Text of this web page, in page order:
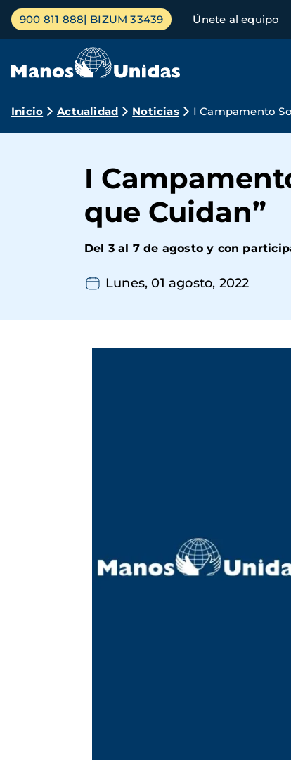
Pasar
contenido
Menú
principal
900 811 888 BIZUM 33439 Únete al equipo
Ruta
navegación
Inicio Actualidad Noticias I Campamento
I
que Cuidan”
Del 3 al 7 de agosto y con
Lunes, 01 agosto, 2022